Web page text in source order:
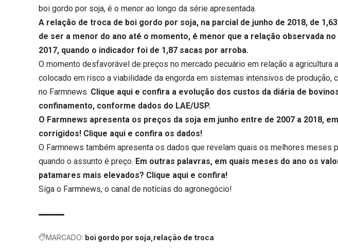
boi gordo por soja, é o menor ao longo da série apresentada.
A relação de troca de boi gordo por soja, na parcial de junho de 2018, de
de ser a menor do ano até o momento, é menor que a relação observada
2017, quando o indicador foi de 1,87 sacas por arroba.
O momento desfavorável de preços no mercado pecuário em relação a agricultura
colocado em risco a viabilidade da engorda em sistemas intensivos de produção,
no Farmnews. Clique aqui e confira a evolução dos custos da diária de
confinamento, conforme dados do LAE/USP.
O Farmnews apresenta os preços da soja em junho entre de 2007 a 2018,
corrigidos! Clique aqui e confira os dados!
O Farmnews também apresenta os dados que revelam quais os melhores meses
quando o assunto é preço. Em outras palavras, em quais meses do ano os
patamares mais elevados? Clique aqui e confira!
Siga o Farmnews, o canal de notícias do agronegócio!
MARCADO: boi gordo por soja relação de troca